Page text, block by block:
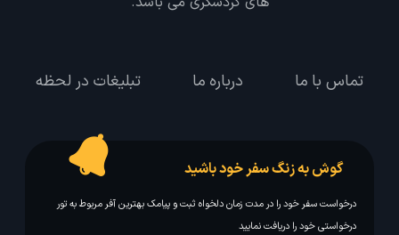
تماس با ما درباره ما تبلیغات در لحظه
گوش به زنگ سفر خود باشید
درخواست سفر خود را در مدت زمان دلخواه ثبت و پیامک بهترین آفر مربوط به تور
درخواستی خود را دریافت نمایید